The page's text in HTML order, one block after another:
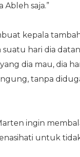
Ableh saja.”
kepala
hari dia
dia mau, dia
tanpa
ingin
untuk